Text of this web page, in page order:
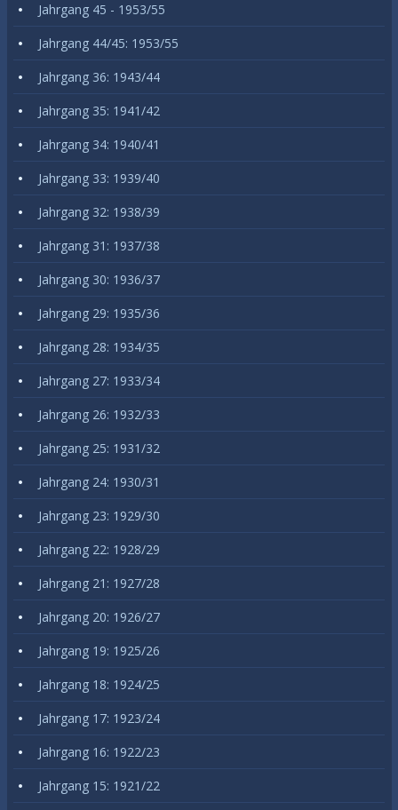
Jahrgang 45 - 1953/55
Jahrgang 44/45: 1953/55
Jahrgang 36: 1943/44
Jahrgang 35: 1941/42
Jahrgang 34: 1940/41
Jahrgang 33: 1939/40
Jahrgang 32: 1938/39
Jahrgang 31: 1937/38
Jahrgang 30: 1936/37
Jahrgang 29: 1935/36
Jahrgang 28: 1934/35
Jahrgang 27: 1933/34
Jahrgang 26: 1932/33
Jahrgang 25: 1931/32
Jahrgang 24: 1930/31
Jahrgang 23: 1929/30
Jahrgang 22: 1928/29
Jahrgang 21: 1927/28
Jahrgang 20: 1926/27
Jahrgang 19: 1925/26
Jahrgang 18: 1924/25
Jahrgang 17: 1923/24
Jahrgang 16: 1922/23
Jahrgang 15: 1921/22